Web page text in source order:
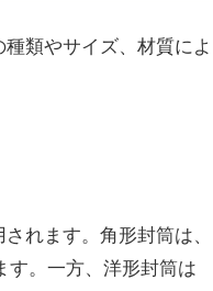
類やサイズ、材質によ
れます。角形封筒は、
す。一方、洋形封筒は